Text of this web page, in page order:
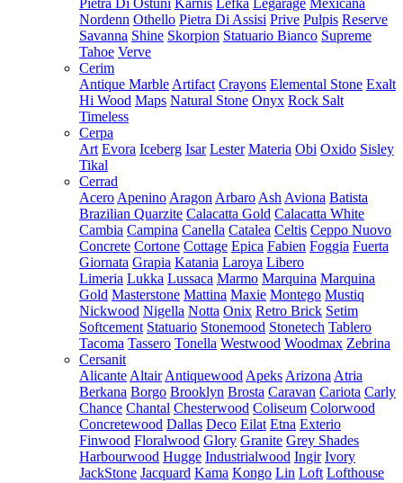
Pietra Di Ostuni Karnis Lefka Legarage Mexicana
Nordenn Othello Pietra Di Assisi Prive Pulpis Reserve
Savanna Shine Skorpion Statuario Bianco Supreme
Tahoe Verve
Cerim
Antique Marble Artifact Crayons Elemental Stone Exalt
Hi Wood Maps Natural Stone Onyx Rock Salt
Timeless
Cerpa
Art Evora Iceberg Isar Lester Materia Obi Oxido Sisley
Tikal
Cerrad
Acero Apenino Aragon Arbaro Ash Aviona Batista
Brazilian Quarzite Calacatta Gold Calacatta White
Cambia Campina Canella Catalea Celtis Ceppo Nuovo
Concrete Cortone Cottage Epica Fabien Foggia Fuerta
Giornata Grapia Katania Laroya Libero
Limeria Lukka Lussaca Marmo Marquina Marquina
Gold Masterstone Mattina Maxie Montego Mustiq
Nickwood Nigella Notta Onix Retro Brick Setim
Softcement Statuario Stonemood Stonetech Tablero
Tacoma Tassero Tonella Westwood Woodmax Zebrina
Cersanit
Alicante Altair Antiquewood Apeks Arizona Atria
Berkana Borgo Brooklyn Brosta Caravan Cariota Carly
Chance Chantal Chesterwood Coliseum Colorwood
Concretewood Dallas Deco Eilat Etna Exterio
Finwood Floralwood Glory Granite Grey Shades
Harbourwood Hugge Industrialwood Ingir Ivory
JackStone Jacquard Kama Kongo Lin Loft Lofthouse